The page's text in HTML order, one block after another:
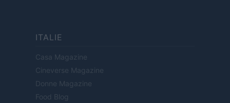
ITALIE
Casa Magazine
Cineverse Magazine
Donne Magazine
Food Blog